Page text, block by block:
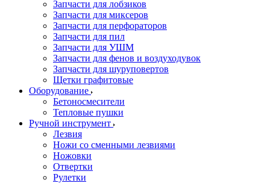
Запчасти для лобзиков
Запчасти для миксеров
Запчасти для перфораторов
Запчасти для пил
Запчасти для УШМ
Запчасти для фенов и воздуходувок
Запчасти для шуруповертов
Щетки графитовые
Оборудование
Бетоносмесители
Тепловые пушки
Ручной инструмент
Лезвия
Ножи со сменными лезвиями
Ножовки
Отвертки
Рулетки